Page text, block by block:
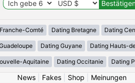
Comté Dating Bretagne Dating
Dating Guyane Dating Hauts-
Aquitaine Dating Occitanie Dating
News| Fakes| Shop Meinungen